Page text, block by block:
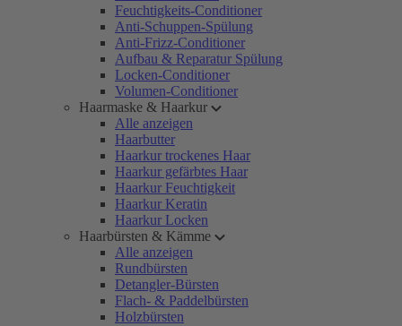
Feuchtigkeits-Conditioner
Anti-Schuppen-Spülung
Anti-Frizz-Conditioner
Aufbau & Reparatur Spülung
Locken-Conditioner
Volumen-Conditioner
Haarmaske & Haarkur
Alle anzeigen
Haarbutter
Haarkur trockenes Haar
Haarkur gefärbtes Haar
Haarkur Feuchtigkeit
Haarkur Keratin
Haarkur Locken
Haarbürsten & Kämme
Alle anzeigen
Rundbürsten
Detangler-Bürsten
Flach- & Paddelbürsten
Holzbürsten